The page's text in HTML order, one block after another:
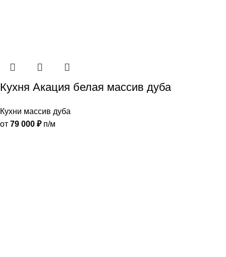
Кухня Акация белая массив дуба
Кухни массив дуба
от 79 000 ₽п/м